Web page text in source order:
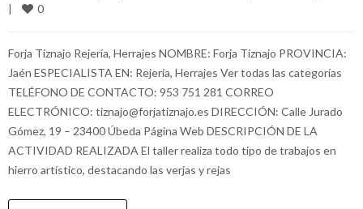
0
Forja Tiznajo Rejería, Herrajes NOMBRE: Forja Tiznajo PROVINCIA:
Jaén ESPECIALISTA EN: Rejería, Herrajes Ver todas las categorías
TELÉFONO DE CONTACTO: 953 751 281 CORREO
ELECTRÓNICO: tiznajo@forjatiznajo.es DIRECCIÓN: Calle Jurado
Gómez, 19 – 23400 Úbeda Página Web DESCRIPCIÓN DE LA
ACTIVIDAD REALIZADA El taller realiza todo tipo de trabajos en
hierro artístico, destacando las verjas y rejas